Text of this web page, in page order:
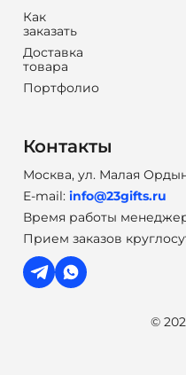
Как
заказать
Доставка
товара
Портфолио
Контакты
Москва, ул. Малая
E-mail: info@23gifts.ru
Время работы
Прием заказов
©